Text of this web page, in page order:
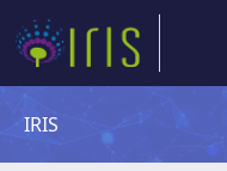
IRIS